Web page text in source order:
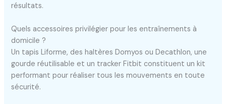
résultats.
Quels accessoires privilégier pour les entraînements à
domicile ?
Un tapis Liforme, des haltères Domyos ou Decathlon, une
gourde réutilisable et un tracker Fitbit constituent un kit
performant pour réaliser tous les mouvements en toute
sécurité.